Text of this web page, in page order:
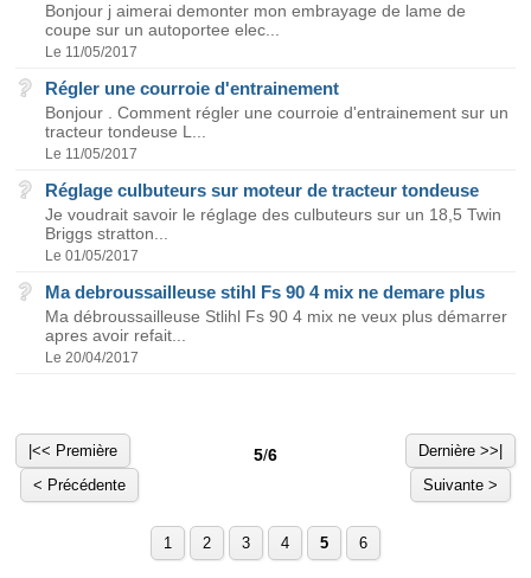
Bonjour j aimerai demonter mon embrayage de lame de
coupe sur un autoportee elec...
Le 11/05/2017
Régler une courroie d'entrainement
Bonjour . Comment régler une courroie d'entrainement sur un
tracteur tondeuse L...
Le 11/05/2017
Réglage culbuteurs sur moteur de tracteur tondeuse
Je voudrait savoir le réglage des culbuteurs sur un 18,5 Twin
Briggs stratton...
Le 01/05/2017
Ma debroussailleuse stihl Fs 90 4 mix ne demare plus
Ma débroussailleuse Stlihl Fs 90 4 mix ne veux plus démarrer
apres avoir refait...
Le 20/04/2017
|<< Première
< Précédente
5/6
Dernière >>|
Suivante >
1 2 3 4 5 6